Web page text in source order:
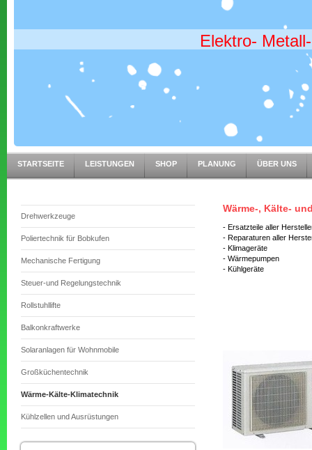
Elektro-
STARTSEITE LEISTUNGEN SHOP PLANUNG ÜBER UNS
Drehwerkzeuge
Poliertechnik für Bobkufen
Mechanische Fertigung
Steuer-und Regelungstechnik
Rollstuhllifte
Balkonkraftwerke
Solaranlagen für Wohnmobile
Großküchentechnik
Wärme-Kälte-Klimatechnik
Kühlzellen und Ausrüstungen
Wärme-, Kälte-
- Ersatzteile aller
- Reparaturen aller
- Klimageräte
- Wärmepumpen
- Kühlgeräte